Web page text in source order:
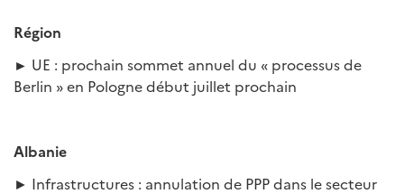
Région
► UE : prochain sommet annuel du « processus de
Berlin » en Pologne début juillet prochain
Albanie
► Infrastructures : annulation de PPP dans le secteur